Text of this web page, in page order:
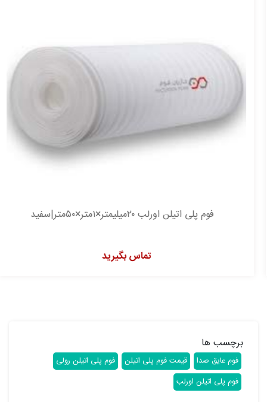
فوم پلی اتیلن اورلب ۲۰میلیمتر×۱متر×۵۰متر|سفید
تماس بگیرید
برچسب ها
فوم عایق صدا قیمت فوم پلی اتیلن
فوم پلی اتیلن رولی
فوم پلی اتیلن اورلب